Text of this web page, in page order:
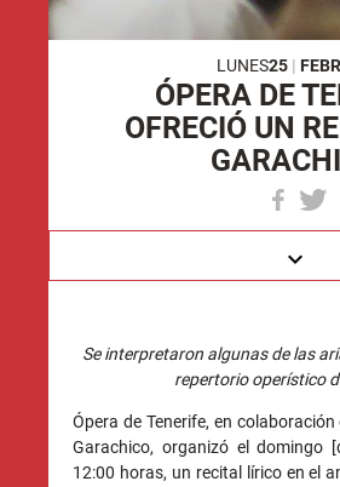
LUNES25 |
ÓPERA DE
OFRECIÓ UN
keyboard_arrow_down
Se interpretaron algunas de las
repertorio operístico
Ópera de Tenerife, en
Garachico, organizó el domingo
12:00 horas, un recital lírico en el